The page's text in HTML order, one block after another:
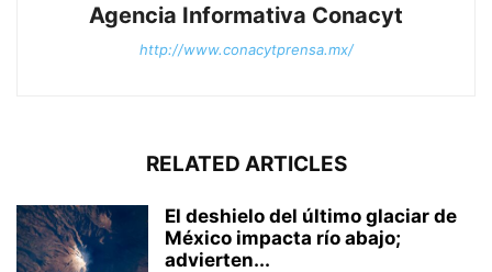
Agencia Informativa Conacyt
http://www.conacytprensa.mx/
RELATED ARTICLES
El deshielo del último glaciar de
México impacta río abajo;
advierten...